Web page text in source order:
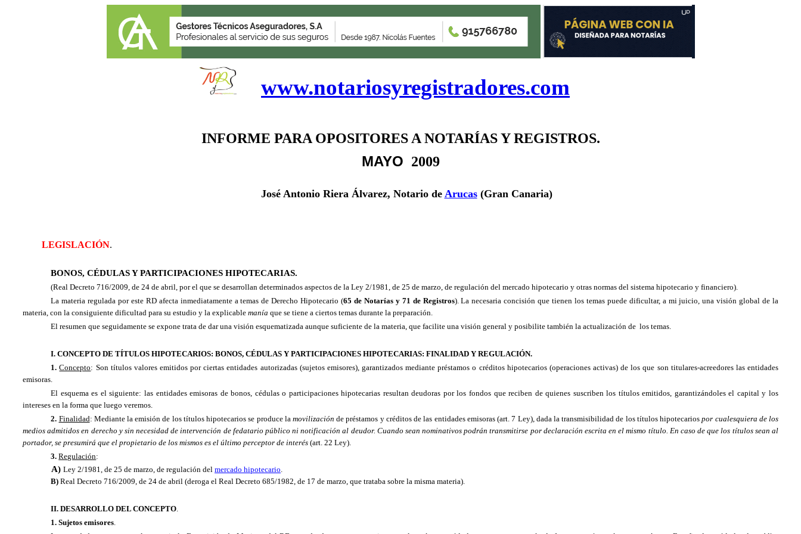
www.notariosyregistradores.com
INFORME PARA OPOSITORES A NOTARÍAS Y REGISTROS.
MAYO  2009
José Antonio Riera Álvarez, Notario de Arucas(Gran Canaria)
LEGISLACIÓN.
BONOS, CÉDULAS Y PARTICIPACIONES HIPOTECARIAS.
(Real Decreto 716/2009, de 24 de abril, por el que se desarrollan determinados aspectos de la Ley 2/1981, de 25 de marzo, de regulación del mercado hipotecario y otras normas del sistema hipotecario y financiero).
La materia regulada por este RD afecta inmediatamente a temas de Derecho Hipotecario (65 de Notarías y 71 de Registros). La necesaria concisión que tienen los temas puede dificultar, a mi juicio, una visión global de la
materia, con la consiguiente dificultad para su estudio y la explicable  manía  que se tiene a ciertos temas durante la preparación.
El resumen que seguidamente se expone trata de dar una visión esquematizada aunque suficiente de la materia, que facilite una visión general y posibilite también la actualización de los temas.
I. CONCEPTO DE TÍTULOS HIPOTECARIOS: BONOS, CÉDULAS Y PARTICIPACIONES HIPOTECARIAS: FINALIDAD Y REGULACIÓN.
1. Concepto: Son títulos valores emitidos por ciertas entidades autorizadas (sujetos emisores), garantizados mediante préstamos o créditos hipotecarios (operaciones activas) de los que son titulares-acreedores las entidades
emisoras.
El esquema es el siguiente: las entidades emisoras de bonos, cédulas o participaciones hipotecarias resultan deudoras por los fondos que reciben de quienes suscriben los títulos emitidos, garantizándoles el capital y los
intereses en la forma que luego veremos.
2. Finalidad: Mediante la emisión de los títulos hipotecarios se produce lamovilización de préstamos y créditos de las entidades emisoras (art. 7 Ley), dada la transmisibilidad de los títulos hipotecariospor cualesquiera de los
medios admitidos en derecho y sin necesidad de intervención de fedatario público ni notificación al deudor. Cuando sean nominativos podrán transmitirse por declaración escrita en el mismo título. En caso de que los títulos sean al
portador, se presumirá que el propietario de los mismos es el último perceptor de interés (art. 22 Ley).
3.Regulación:
A) Ley 2/1981, de 25 de marzo, de regulación del mercado hipotecario.
B) Real Decreto 716/2009, de 24 de abril (deroga el Real Decreto 685/1982, de 17 de marzo, que trataba sobre la misma materia).
II. DESARROLLO DEL CONCEPTO.
1. Sujetos emisores.